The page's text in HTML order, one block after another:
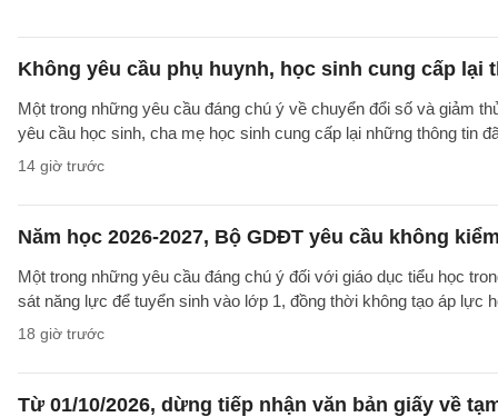
Không yêu cầu phụ huynh, học sinh cung cấp lại
Một trong những yêu cầu đáng chú ý về chuyển đổi số và giảm
yêu cầu học sinh, cha mẹ học sinh cung cấp lại những thông tin
14 giờ trước
Năm học 2026-2027, Bộ GDĐT yêu cầu không
Một trong những yêu cầu đáng chú ý đối với giáo dục tiểu học
sát năng lực để tuyển sinh vào lớp 1, đồng thời không tạo áp
18 giờ trước
Từ 01/10/2026, dừng tiếp nhận văn bản giấy về